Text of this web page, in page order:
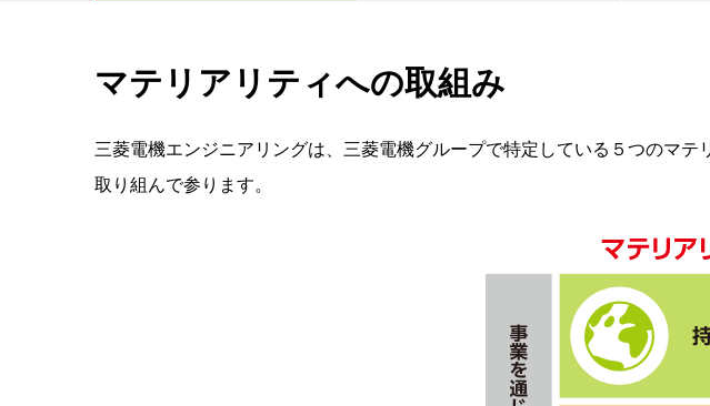
マテリアリティへの取組み
三菱電機エンジニアリングは、三菱電機グループで特定している５つのマ
取り組んで参ります。